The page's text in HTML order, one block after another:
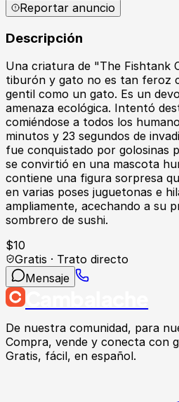
Reportar anuncio
Descripción
Una criatura de "The Fishtank
tiburón y gato no es tan feroz
gentil como un gato. Es un
amenaza ecológica. Intentó
comiéndose a todos los
minutos y 23 segundos de
fue conquistado por golosinas
se convirtió en una mascota
contiene una figura sorpresa
en varias poses juguetonas e
ampliamente, acechando a su
sombrero de sushi.
$10
Gratis · Trato directo
Mensaje
De nuestra comunidad, para
Compra, vende y conecta con
Gratis, fácil, en español.